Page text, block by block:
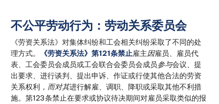
不公平劳动行为：劳动关系委员会
《劳资关系法》对集体纠纷和工会相关纠纷采取了不同的处
理方式。
《劳资关系法》第121条禁止雇主因雇员、雇员代
表、工会委员会成员或工会联合会委员会成员参与会议、提
出要求、进行谈判、提出申诉、作证或行使其他合法的劳资
关系权利 ，而对其进行解雇、调职、降职或采取其他不利措
施。第123条禁止在要求或协议待决期间对雇员采取类似的报